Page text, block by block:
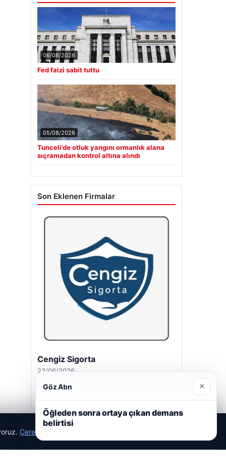
06/08/2026
Fed faizi sabit tuttu
05/08/2026
Tunceli’de otluk yangını ormanlık alana
sıçramadan kontrol altına alındı
Son Eklenen Firmalar
Cengiz Sigorta
23/06/2026
Çerez Politikamız
Göz Atın ×
Öğleden sonra ortaya çıkan demans
belirtisi